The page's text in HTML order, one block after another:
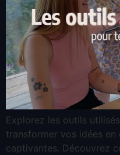
Explorez les outils
transformer vos idées en
captivantes. Découvrez